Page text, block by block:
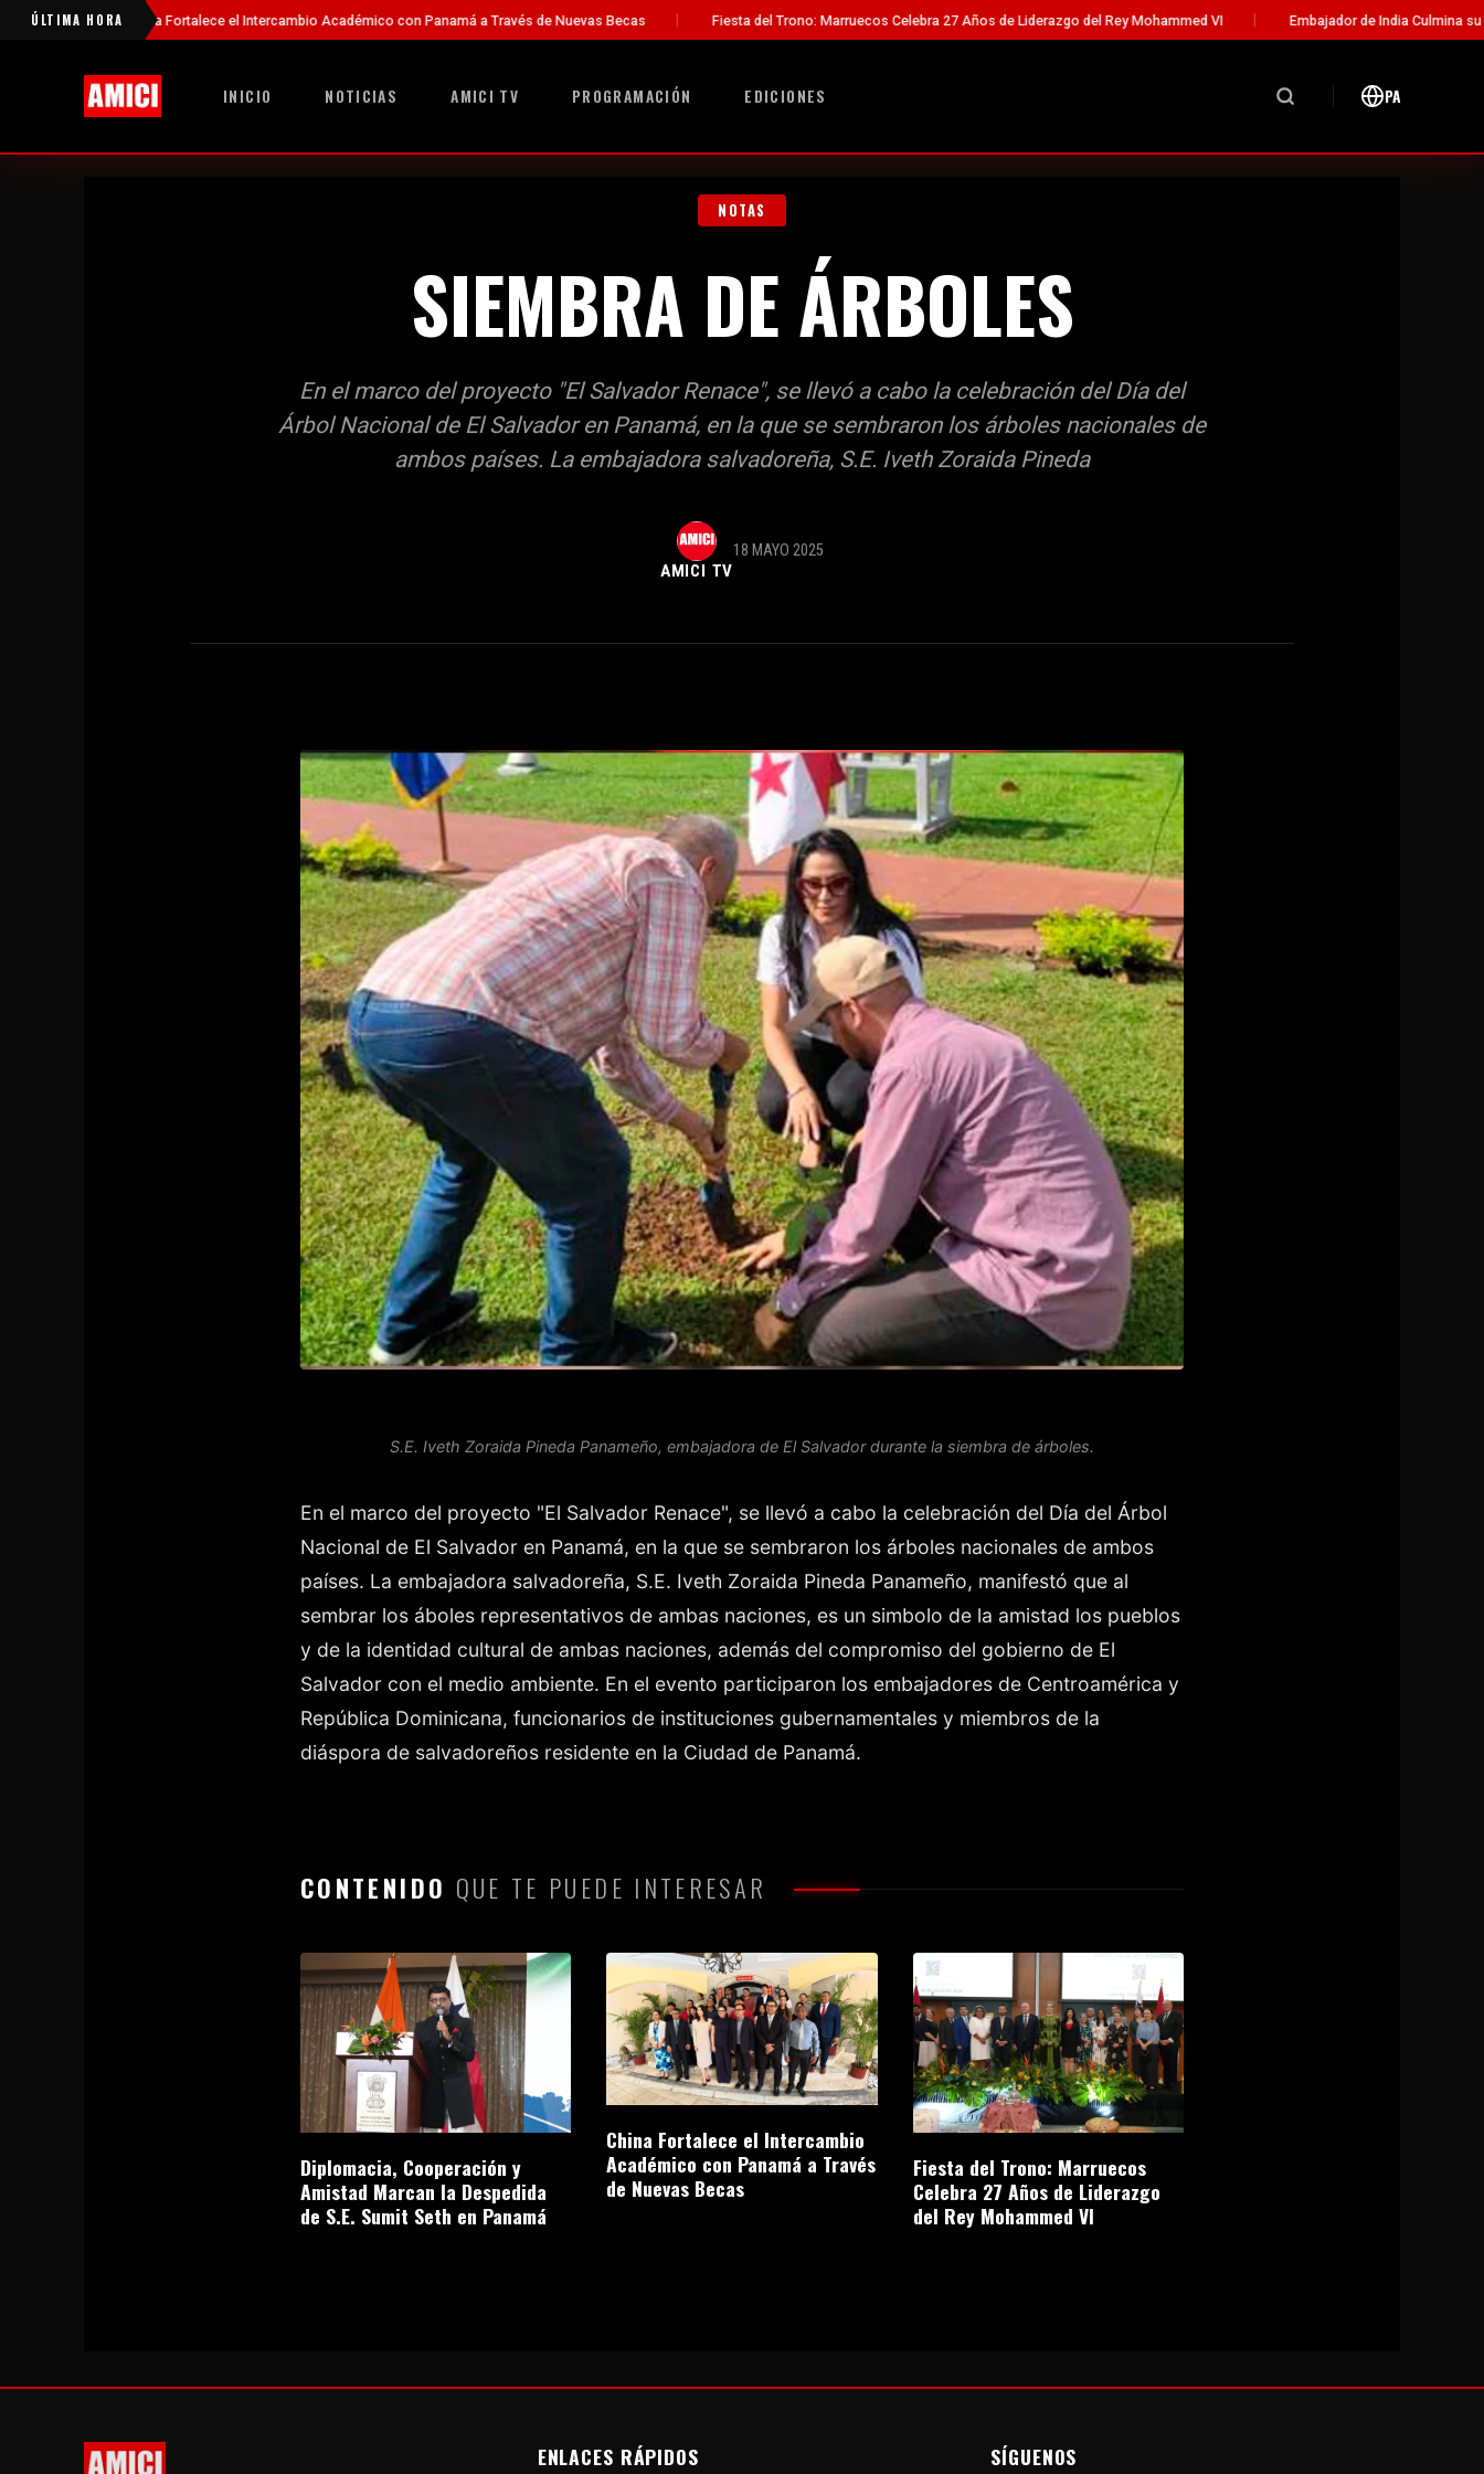
ÚLTIMA HORA
China Fortalece el Intercambio Académico con Panamá a Través de Nuevas Becas Fiesta del Trono: Marruecos Celebra 27 Años de Liderazgo del Rey Mohammed VI Embajador de India Culmina su Misión
INICIO NOTICIAS AMICI TV PROGRAMACIÓN EDICIONES PA
NOTAS
SIEMBRA DE ÁRBOLES
En el marco del proyecto "El Salvador Renace", se llevó a cabo la celebración del Día del
Árbol Nacional de El Salvador en Panamá, en la que se sembraron los árboles nacionales de
ambos países. La embajadora salvadoreña, S.E. Iveth Zoraida Pineda
AMICI TV
18 MAYO 2025
S.E. Iveth Zoraida Pineda Panameño, embajadora de El Salvador durante la siembra de árboles.
En el marco del proyecto "El Salvador Renace", se llevó a cabo la celebración del Día del Árbol
Nacional de El Salvador en Panamá, en la que se sembraron los árboles nacionales de ambos
países. La embajadora salvadoreña, S.E. Iveth Zoraida Pineda Panameño, manifestó que al
sembrar los áboles representativos de ambas naciones, es un simbolo de la amistad los pueblos
y de la identidad cultural de ambas naciones, además del compromiso del gobierno de El
Salvador con el medio ambiente. En el evento participaron los embajadores de Centroamérica y
República Dominicana, funcionarios de instituciones gubernamentales y miembros de la
diáspora de salvadoreños residente en la Ciudad de Panamá.
CONTENIDO QUE TE PUEDE INTERESAR
Diplomacia, Cooperación y
Amistad Marcan la Despedida
de S.E. Sumit Seth en Panamá
China Fortalece el Intercambio
Académico con Panamá a Través
de Nuevas Becas
Fiesta del Trono: Marruecos
Celebra 27 Años de Liderazgo
del Rey Mohammed VI
ENLACES RÁPIDOS SÍGUENOS